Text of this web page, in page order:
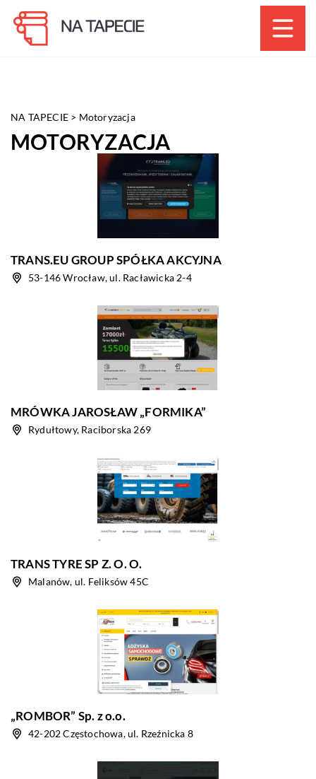
NA TAPECIE > Motoryzacja
MOTORYZACJA
TRANS.EU GROUP SPÓŁKA AKCYJNA
53-146 Wrocław, ul. Racławicka 2-4
MRÓWKA JAROSŁAW „FORMIKA”
Rydułtowy, Raciborska 269
TRANS TYRE SP Z. O. O.
Malanów, ul. Feliksów 45C
„ROMBOR” Sp. z o.o.
42-202 Częstochowa, ul. Rzeźnicka 8